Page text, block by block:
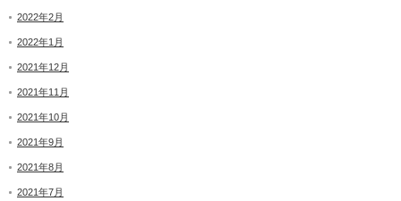
2022年2月
2022年1月
2021年12月
2021年11月
2021年10月
2021年9月
2021年8月
2021年7月